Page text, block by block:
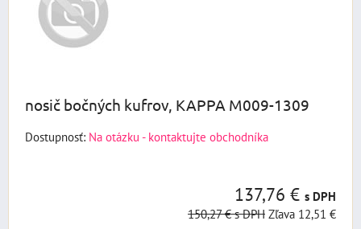
nosič bočných kufrov, KAPPA M009-1309
Dostupnosť: Na otázku - kontaktujte obchodníka
137,76 € s DPH
150,27 €s DPH Zľava 12,51 €